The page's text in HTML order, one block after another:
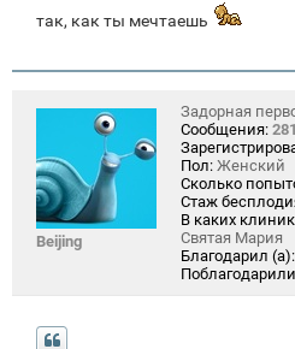
так, как ты мечтаешь
Beijing
Задорная
Сообщения: 281
Пол: Женский
Сколько
Стаж
В каких
Святая Мария
Благодарил (а):